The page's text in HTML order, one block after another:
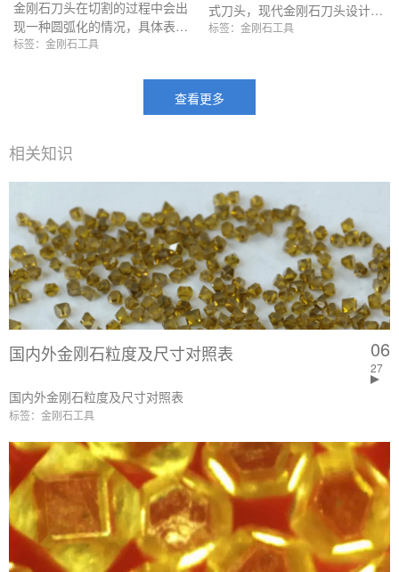
金刚石刀头在切割的过程中会出
现一种圆弧化的情况，具体表现
为金刚石刀头的切割前部出现圆
现会导致刀头和中间部分和后方
部分不切割，从而降低金刚石刀
头的寿命，并且出现一些不良的
况。
标签：金刚石工具
式刀头，现代金刚石刀头设计
中，分层式刀头越来越常用，主
头的，价格便宜，效率更高的优
点让这种刀头变得更具性价比。
标签：金刚石工具
查看更多
相关知识
国内外金刚石粒度及尺寸对照表
国内外金刚石粒度及尺寸对照表
标签：金刚石工具
06
27